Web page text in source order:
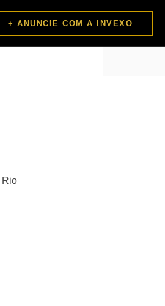
+ ANUNCIE COM A INVEXO
Rio